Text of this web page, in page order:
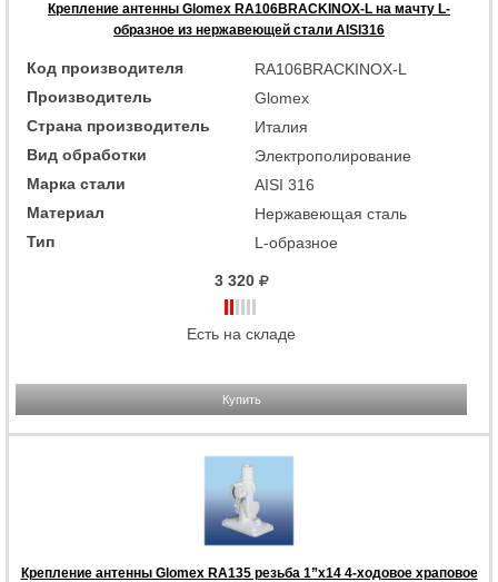
Крепление антенны Glomex RA106BRACKINOX-L на мачту L-
образное из нержавеющей стали AISI316
Код производителя
RA106BRACKINOX-L
Производитель
Glomex
Страна производитель
Италия
Вид обработки
Электрополирование
Марка стали
AISI 316
Материал
Нержавеющая сталь
Тип
L-образное
3 320
Есть на складе
Купить
Крепление антенны Glomex RA135 резьба 1”x14 4-ходовое храповое